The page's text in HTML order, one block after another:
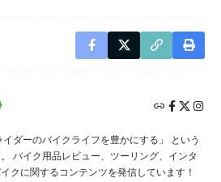
イダーのバイクライフを豊かにする」 という
バイク用品レビュー、ツーリング、インタ
クに関するコンテンツを発信しています！